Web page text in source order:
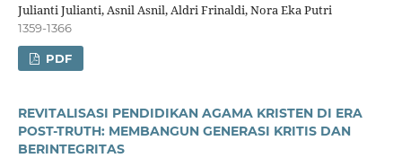
Julianti Julianti, Asnil Asnil, Aldri Frinaldi, Nora Eka Putri
1359-1366
PDF
REVITALISASI PENDIDIKAN AGAMA KRISTEN DI ERA
POST-TRUTH: MEMBANGUN GENERASI KRITIS DAN
BERINTEGRITAS